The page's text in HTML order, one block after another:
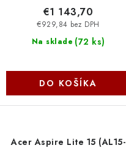
Na sklade (72 ks)
€929,84 bez DPH
€1 143,70
DO KOŠÍKA
Acer Aspire Lite 15 (AL15-